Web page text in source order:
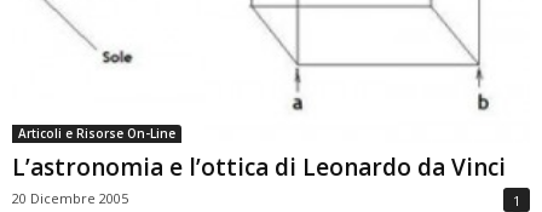
Articoli e Risorse On-Line
L’astronomia e l’ottica di Leonardo da Vinci
20 Dicembre 2005 1